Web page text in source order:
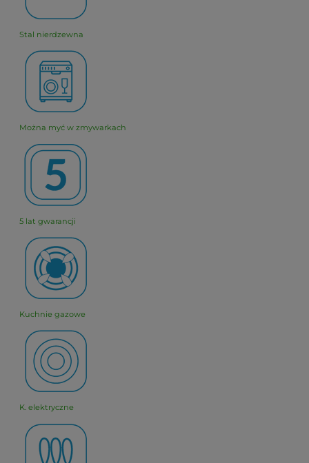
Stal nierdzewna
Można myć w zmywarkach
5 lat gwarancji
Kuchnie gazowe
K. elektryczne